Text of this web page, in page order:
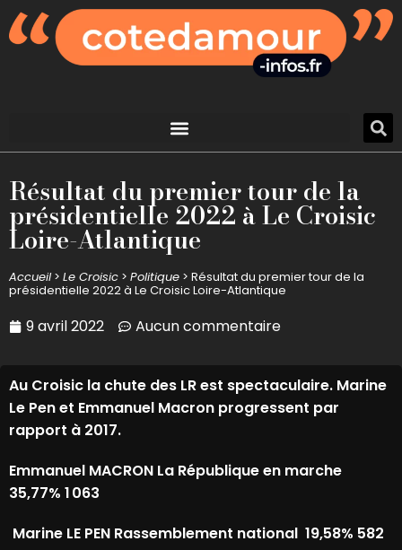
Résultat du premier tour de la
présidentielle 2022 à Le Croisic
Loire-Atlantique
Accueil> Le Croisic > Politique > Résultat du premier tour de la
présidentielle 2022 à Le Croisic Loire-Atlantique
9 avril 2022 Aucun commentaire
Au Croisic la chute des LR est spectaculaire. Marine
Le Pen et Emmanuel Macron progressent par
rapport à 2017.
Emmanuel MACRON La République en marche
35,77% 1 063
Marine LE PEN Rassemblement national 19,58% 582